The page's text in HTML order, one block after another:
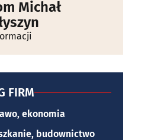
Michał
FIRM
ekonomia
budownictwo